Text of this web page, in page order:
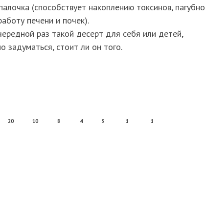
(способствует накоплению токсинов, пагубно
печени и почек).
раз такой десерт для себя или детей,
задуматься, стоит ли он того.
20 10 8 4 3 1 1